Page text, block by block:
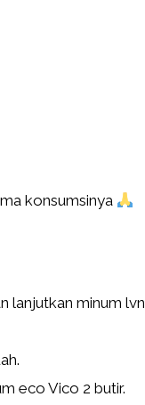
konsumsinya
lanjutkan minum lvn
eco Vico 2 butir.